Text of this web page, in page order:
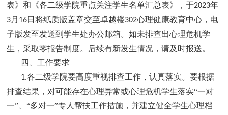
表》和《各二级学院重点关注学生名单汇总表》，于2023年
3月 16日将纸质版盖章交至卓越楼302心理健康教育中心，电
子版发至发送到学生处办公邮箱。如未排查出心理危机学
生，采取零报告制度。后续有新发生情况，请及时报送。
四、工作要求
1.各二级学院要高度重视排查工作，认真落实。要根据
排查结果，对可能存在心理异常或心理危机学生落实“一对
一”、“多对一”专人帮扶工作措施，并建立健全学生心理档